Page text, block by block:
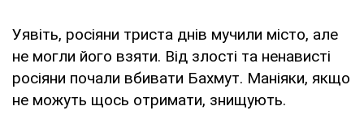
Уявіть, росіяни триста днів мучили місто, але
не могли його взяти. Від злості та ненависті
росіяни почали вбивати Бахмут. Маніяки, якщо
не можуть щось отримати, знищують.